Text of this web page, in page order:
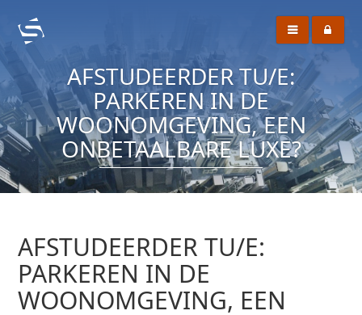
AFSTUDEERDER TU/E:
PARKEREN IN DE
WOONOMGEVING, EEN
ONBETAALBARE LUXE?
AFSTUDEERDER TU/E:
PARKEREN IN DE
WOONOMGEVING, EEN